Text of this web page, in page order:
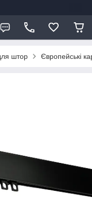
штор Європейські